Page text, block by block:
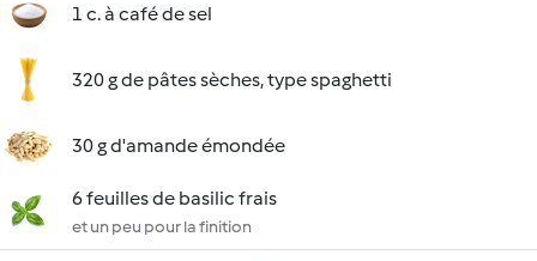
1 c. à café de sel
320 g de pâtes sèches, type spaghetti
30 g d'amande émondée
6 feuilles de basilic frais
et un peu pour la finition